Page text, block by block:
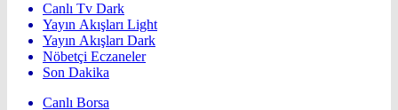
Canlı Tv Dark
Yayın Akışları Light
Yayın Akışları Dark
Nöbetçi Eczaneler
Son Dakika
Canlı Borsa